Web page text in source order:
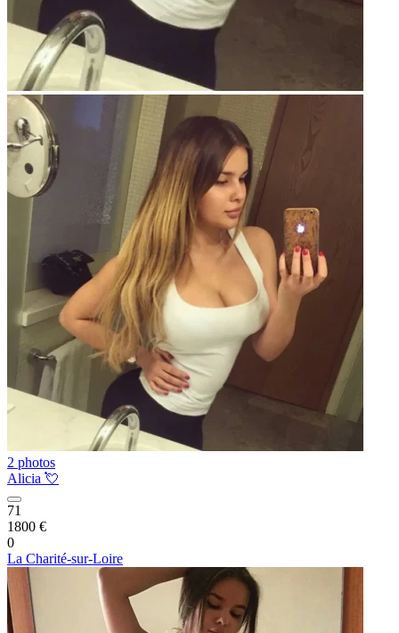
2 photos
Alicia 💘
71
1800 €
0
La Charité-sur-Loire